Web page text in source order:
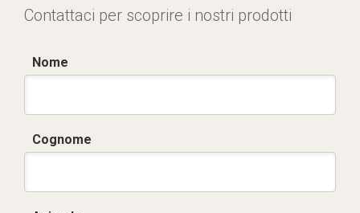
Contattaci per scoprire i nostri prodotti
Nome
Cognome